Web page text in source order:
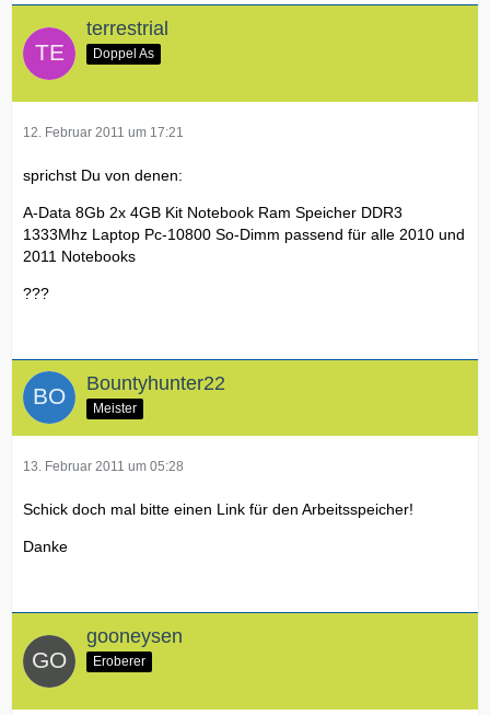
terrestrial
Doppel As
12. Februar 2011 um 17:21
sprichst Du von denen:
A-Data 8Gb 2x 4GB Kit Notebook Ram Speicher DDR3
1333Mhz Laptop Pc-10800 So-Dimm passend für alle 2010 und
2011 Notebooks
???
Bountyhunter22
Meister
13. Februar 2011 um 05:28
Schick doch mal bitte einen Link für den Arbeitsspeicher!
Danke
gooneysen
Eroberer